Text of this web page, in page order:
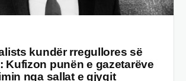
kundër rregullores së
Kufizon punën e gazetarëve
nga sallat e gjyqit